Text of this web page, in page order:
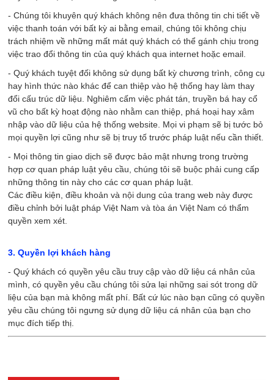
- Chúng tôi khuyên quý khách không nên đưa thông tin chi tiết về
việc thanh toán với bất kỳ ai bằng email, chúng tôi không chịu
trách nhiệm về những mất mát quý khách có thể gánh chịu trong
việc trao đổi thông tin của quý khách qua internet hoặc email.
- Quý khách tuyệt đối không sử dụng bất kỳ chương trình, công cụ
hay hình thức nào khác để can thiệp vào hệ thống hay làm thay
đổi cấu trúc dữ liệu. Nghiêm cấm việc phát tán, truyền bá hay cổ
vũ cho bất kỳ hoạt động nào nhằm can thiệp, phá hoại hay xâm
nhập vào dữ liệu của hệ thống website. Mọi vi phạm sẽ bị tước bỏ
mọi quyền lợi cũng như sẽ bị truy tố trước pháp luật nếu cần thiết.
- Mọi thông tin giao dịch sẽ được bảo mật nhưng trong trường
hợp cơ quan pháp luật yêu cầu, chúng tôi sẽ buộc phải cung cấp
những thông tin này cho các cơ quan pháp luật.
Các điều kiện, điều khoản và nội dung của trang web này được
điều chỉnh bởi luật pháp Việt Nam và tòa án Việt Nam có thẩm
quyền xem xét.
3. Quyền lợi khách hàng
- Quý khách có quyền yêu cầu truy cập vào dữ liệu cá nhân của
mình, có quyền yêu cầu chúng tôi sửa lại những sai sót trong dữ
liệu của bạn mà không mất phí. Bất cứ lúc nào bạn cũng có quyền
yêu cầu chúng tôi ngưng sử dụng dữ liệu cá nhân của bạn cho
mục đích tiếp thị.